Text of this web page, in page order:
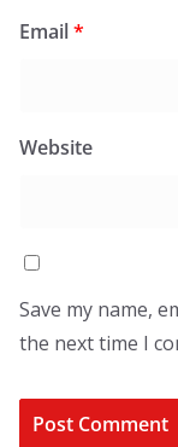
Email*
Website
Save my name,
the next time I